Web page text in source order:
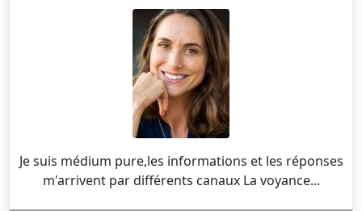
Je suis médium pure,les informations et les réponses
m'arrivent par différents canaux La voyance...